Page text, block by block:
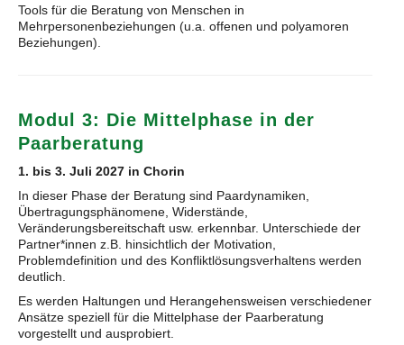
Tools für die Beratung von Menschen in
Mehrpersonenbeziehungen (u.a. offenen und polyamoren
Beziehungen).
Modul 3: Die Mittelphase in der
Paarberatung
1. bis 3. Juli 2027 in Chorin
In dieser Phase der Beratung sind Paardynamiken,
Übertragungsphänomene, Widerstände,
Veränderungsbereitschaft usw. erkennbar. Unterschiede der
Partner*innen z.B. hinsichtlich der Motivation,
Problemdefinition und des Konfliktlösungsverhaltens werden
deutlich.
Es werden Haltungen und Herangehensweisen verschiedener
Ansätze speziell für die Mittelphase der Paarberatung
vorgestellt und ausprobiert.